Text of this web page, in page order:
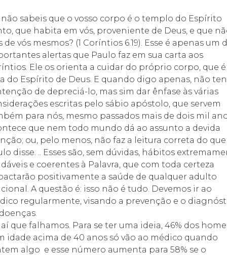
sabeis que o vosso corpo é o templo do Espírito
que habita em vós, proveniente de Deus, e que
de vós mesmos?  (1 Coríntios 6.19). Esse é apenas um
alertas que Paulo faz em sua carta aos
Ele os orienta a cuidar do próprio corpo, que é
do Espírito de Deus. E quando digo apenas, não
de depreciá-lo, mas sim dar ênfase às várias
escritas pelo sábio apóstolo, que servem
para nós, mesmo passados mais de dois mil
que nem todo mundo dá ao assunto a devida
ou, pelo menos, não faz a leitura correta do que
disse. .. Esses são, sem dúvidas, hábitos
e coerentes à Palavra, que com toda certeza
positivamente a saúde de qualquer adulto
A questão é: isso não é tudo. Devemos ir ao
regularmente, visando a prevenção e o
aí que falhamos. Para se ter uma ideia, 46% dos
idade acima de 40 anos só vão ao médico quando
algo  e esse número aumenta para 58% se o